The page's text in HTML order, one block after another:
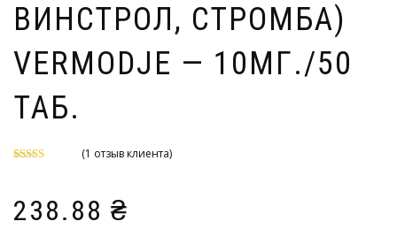
ВИНСТРОЛ, СТРОМБА)
VERMODJE — 10МГ./50
ТАБ.
опроса
пользователя
(1 отзыв клиента)
238.88 ₴